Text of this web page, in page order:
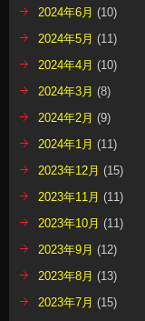
2024年6月 (10)
2024年5月 (11)
2024年4月 (10)
2024年3月 (8)
2024年2月 (9)
2024年1月 (11)
2023年12月 (15)
2023年11月 (11)
2023年10月 (11)
2023年9月 (12)
2023年8月 (13)
2023年7月 (15)